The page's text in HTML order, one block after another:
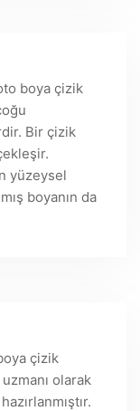
boya çizik
Bir çizik
yüzeysel
boyanın da
çizik
olarak